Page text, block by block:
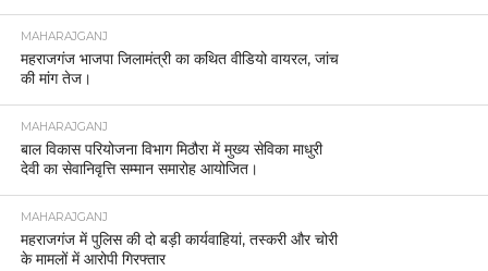
MAHARAJGANJ
महराजगंज भाजपा जिलामंत्री का कथित वीडियो वायरल, जांच
की मांग तेज।
MAHARAJGANJ
बाल विकास परियोजना विभाग मिठौरा में मुख्य सेविका माधुरी
देवी का सेवानिवृत्ति सम्मान समारोह आयोजित।
MAHARAJGANJ
महराजगंज में पुलिस की दो बड़ी कार्यवाहियां, तस्करी और चोरी
के मामलों में आरोपी गिरफ्तार